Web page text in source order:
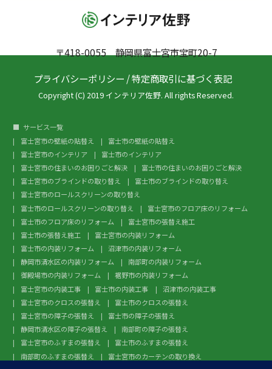
〒418-0055 静岡県富士宮市宝町20-7
プライバシーポリシー /特定商取引に基づく表記
Copyright (C) 2019 インテリア佐野. All rights Reserved.
サービス一覧
富士宮市の壁紙の貼替え
富士市の壁紙の貼替え
富士宮市のインテリア
富士市のインテリア
富士宮市の住まいのお困りごと解決
富士市の住まいのお困りごと解決
富士宮市のブラインドの取り替え
富士市のブラインドの取り替え
富士宮市のロールスクリーンの取り替え
富士市のロールスクリーンの取り替え
富士宮市のフロア床のリフォーム
富士市のフロア床のリフォーム
富士宮市の張替え施工
富士市の張替え施工
富士宮市の内装リフォーム
富士市の内装リフォーム
沼津市の内装リフォーム
静岡市清水区の内装リフォーム
南部町の内装リフォーム
御殿場市の内装リフォーム
裾野市の内装リフォーム
富士宮市の内装工事
富士市の内装工事
沼津市の内装工事
富士宮市のクロスの張替え
富士市のクロスの張替え
富士宮市の障子の張替え
富士市の障子の張替え
静岡市清水区の障子の張替え
南部町の障子の張替え
富士宮市のふすまの張替え
富士市のふすまの張替え
南部町のふすまの張替え
富士宮市のカーテンの取り換え